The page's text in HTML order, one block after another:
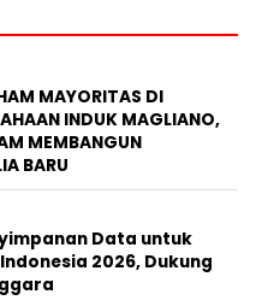
MAYORITAS DI
INDUK MAGLIANO,
MEMBANGUN
BARU
Data untuk
2026, Dukung